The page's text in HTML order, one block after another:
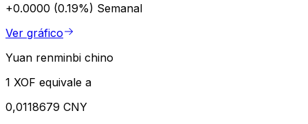
+0.0000 (0.19%) Semanal
Ver gráfico
Yuan renminbi chino
1 XOF equivale a
0,0118679 CNY